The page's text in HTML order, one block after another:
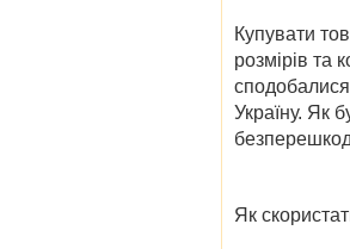
Купувати
розмірів та
Україну. Як
Як